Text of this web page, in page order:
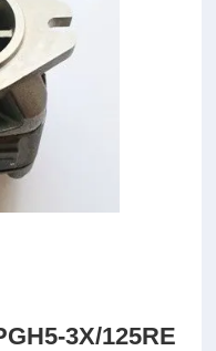
3X/125RE